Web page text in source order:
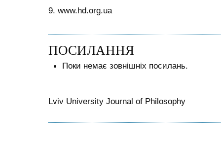
9. www.hd.org.ua
ПОСИЛАННЯ
Поки немає зовнішніх посилань.
Lviv University Journal of Philosophy